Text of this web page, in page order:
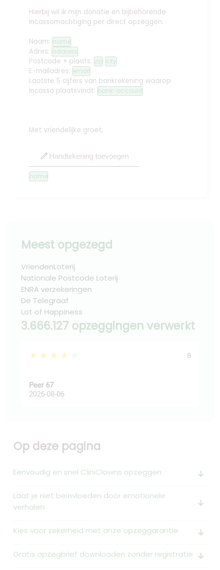
Hierbij wil ik mijn donatie en bijbehorende
incassomachtiging per direct opzeggen.
Naam: name
Adres: address
Postcode + plaats: zip city
E-mailadres: email
Laatste 5 cijfers van bankrekening waarop
incasso plaatsvindt: bank-account
Met vriendelijke groet,
edit Handtekening toevoegen
name
Meest opgezegd
VriendenLoterij
Nationale Postcode Loterij
ENRA verzekeringen
De Telegraaf
Lot of Happiness
3.666.127 opzeggingen verwerkt
★★★★★ 8
Peer 67
2026-08-06
Op deze pagina
Eenvoudig en snel CliniClowns opzeggen arrow_downward_alt
Laat je niet beïnvloeden door emotionele
verhalen
arrow_downward_alt
Kies voor zekerheid met onze opzeggarantie arrow_downward_alt
Gratis opzegbrief downloaden zonder registratie arrow_downward_alt